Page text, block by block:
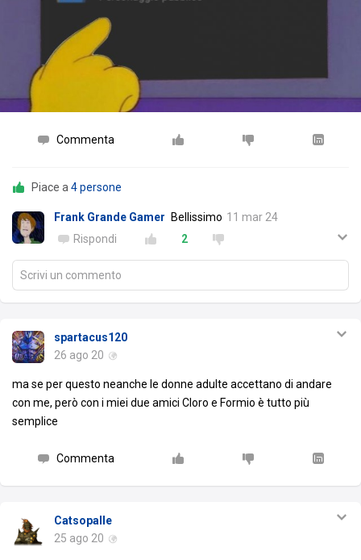
Commenta
Piace a 4 persone
Frank Grande Gamer Bellissimo 11 mar 24
Rispondi
2
Scrivi un commento
spartacus120
26 ago 20
ma se per questo neanche le donne adulte accettano di andare
con me, però con i miei due amici Cloro e Formio è tutto più
semplice
Commenta
Catsopalle
25 ago 20